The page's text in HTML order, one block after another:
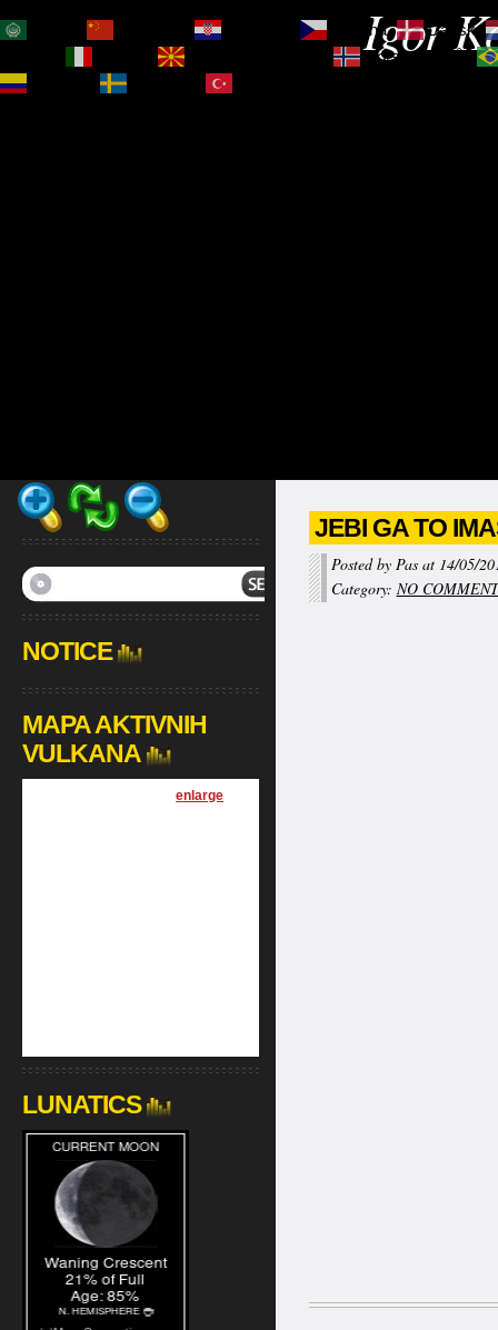
Igor
JEBI GA TO
Posted by Pas at 14/05/
Category: NO COMMENT
NOTICE
MAPA AKTIVNIH
VULKANA
[enlarge
LUNATICS
Čeština‎
Dansk
Norsk bokmål